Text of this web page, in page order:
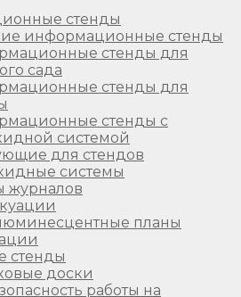
стенды
информационные стенды
стенды для
сада
стенды для
стенды с
системой
для стендов
системы
журналов
планы
стенды
доски
работы на